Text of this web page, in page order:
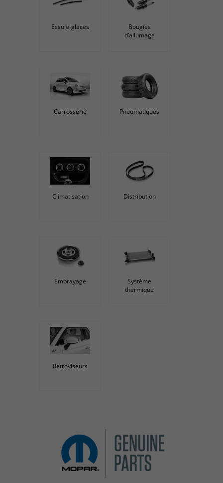
Essuie-glaces
Bougies
d’allumage
Carrosserie Pneumatiques
Climatisation Distribution
Embrayage
Système
thermique
Rétroviseurs